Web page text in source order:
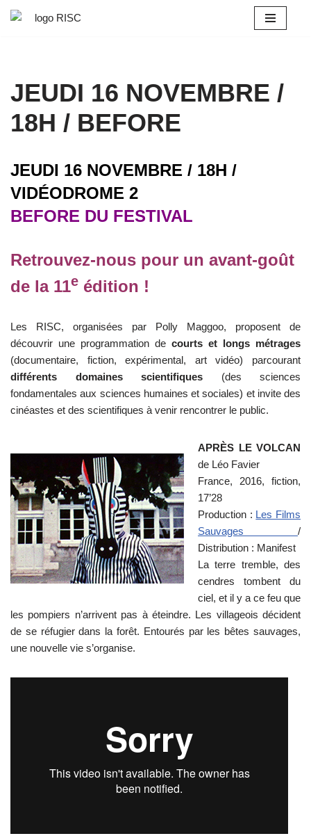
JEUDI 16 NOVEMBRE /
18H / BEFORE
JEUDI 16 NOVEMBRE / 18H /
VIDÉODROME 2
BEFORE DU FESTIVAL
Retrouvez-nous pour un avant-goût
de la 11e édition !
Les RISC, organisées par Polly Maggoo, proposent de
découvrir une programmation de courts et longs métrages
(documentaire, fiction, expérimental, art vidéo) parcourant
différents domaines scientifiques (des sciences
fondamentales aux sciences humaines et sociales) et invite des
cinéastes et des scientifiques à venir rencontrer le public.
APRÈS LE VOLCAN
de Léo Favier
France, 2016, fiction,
17’28
Production : Les Films
Sauvages /
Distribution : Manifest
La terre tremble, des
cendres tombent du
ciel, et il y a ce feu que
les pompiers n’arrivent pas à éteindre. Les villageois décident
de se réfugier dans la forêt. Entourés par les bêtes sauvages,
une nouvelle vie s’organise.